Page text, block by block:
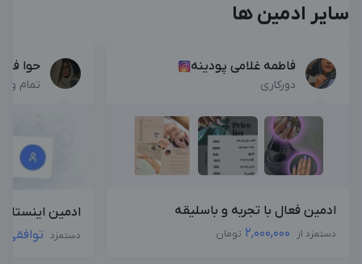
سایر ادمین ها
فاطمه غلامی پودینه
دورکاری
ادمین فعال با تجربه و باسلیقه
دستمزد از 2,000,000 تومان
حوا
تمام
ادمین
دستمزد توافقی